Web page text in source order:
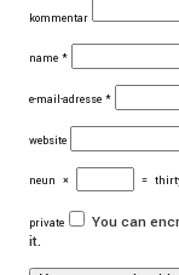
kommentar
name *
e-mail-adresse *
website
neun × =
private
You can
it.